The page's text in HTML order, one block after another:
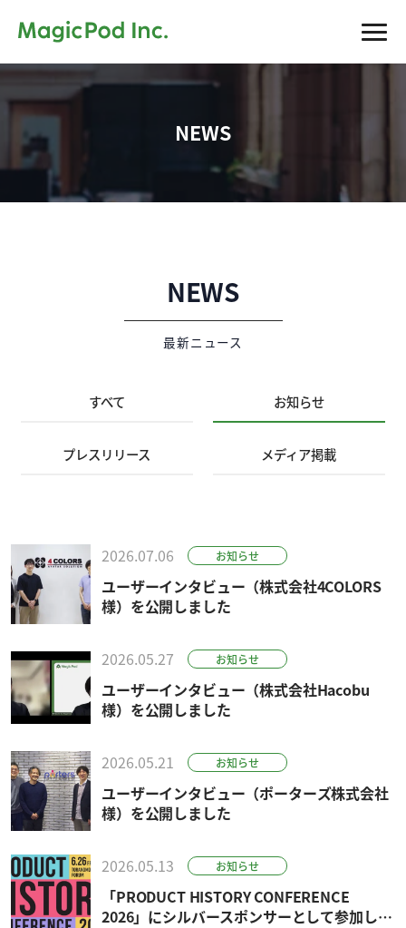
NEWS
NEWS
最新ニュース
すべて お知らせ
プレスリリース メディア掲載
2026.07.06 お知らせ
ユーザーインタビュー（株式会社4COLORS
様）を公開しました
2026.05.27 お知らせ
ユーザーインタビュー（株式会社Hacobu
様）を公開しました
2026.05.21 お知らせ
ユーザーインタビュー（ポーターズ株式会社
様）を公開しました
2026.05.13 お知らせ
「PRODUCT HISTORY CONFERENCE
2026」にシルバースポンサーとして参加しま